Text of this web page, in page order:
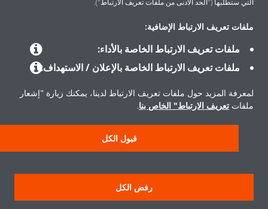
حلول
حول دايكن
حقوق النشر © دايكن
إشعار قانوني
إشعار ملفات تعريف الارتباط
سياسة حماية البيانات
أخلاقيات الشركة
التي ستطلبها ("الحد الأدنى من ملفات تعريف الارتباط").
ملفات تعريف الارتباط الإضافية:
ملفات تعريف الارتباط الخاصة بالأداء:
ملفات تعريف الارتباط الخاصة بالإعلان / الاستهداف:
لمعرفة المزيد حول ملفات تعريف الارتباط لدينا، يمكنك زيارة "إشعار
ملفات تعريف الارتباط" الخاص بنا.
قبول الكل
رفض الكل